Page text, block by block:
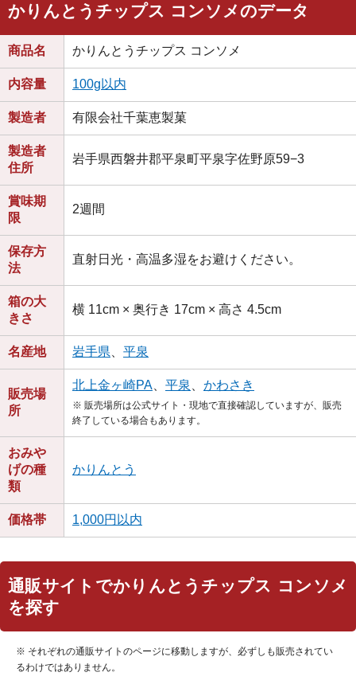
かりんとうチップス コンソメのデータ
商品名 かりんとうチップス コンソメ
内容量 100g以内
製造者 有限会社千葉恵製菓
製造者
住所
岩手県西磐井郡平泉町平泉字佐野原59−3
賞味期
限
2週間
保存方
法
直射日光・高温多湿をお避けください。
箱の大
きさ
横 11cm × 奥行き 17cm × 高さ 4.5cm
名産地 岩手県 平泉
販売場
所
北上金ヶ崎PA 平泉 かわさき
※ 販売場所は公式サイト・現地で直接確認していますが、販売
終了している場合もあります。
おみや
げの種
類
かりんとう
価格帯 1,000円以内
通販サイトでかりんとうチップス コンソメ
を探す
※ それぞれの通販サイトのページに移動しますが、必ずしも販売されてい
るわけではありません。